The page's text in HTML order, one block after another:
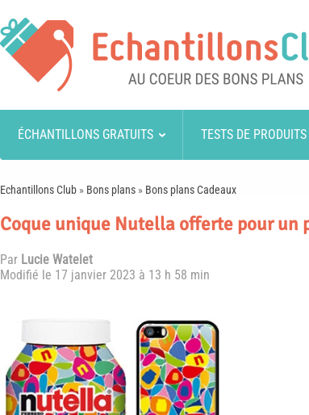
ÉCHANTILLONS GRATUITS TESTS DE PRODUITS
Echantillons Club » Bons plans » Bons plans Cadeaux
Coque unique Nutella offerte pour un
Par Lucie Watelet
Modifié le 17 janvier 2023 à 13 h 58 min